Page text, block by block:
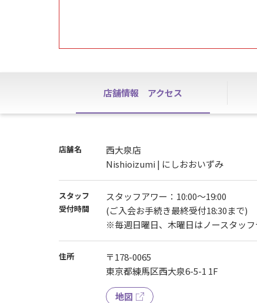
8/12（水）または8/15（土）より受付いた
毎週、日曜日・木曜日はノースタッフデー
※終日ご見学、各種手続き、ハイスクール
※ビジター利用・体験は行っておりません
【お問い合わせ】か【お電話】で事前にご
店舗情報 アクセス
店舗名
西大泉店
Nishioizumi | にしおおいずみ
スタッフ
受付時間
スタッフアワー：10:00～19:00
(ご入会お手続き最終受付18:30まで)
※毎週日曜日、木曜日はノースタッフ
住所
〒178-0065
東京都練馬区西大泉6-5-1 1F
地図